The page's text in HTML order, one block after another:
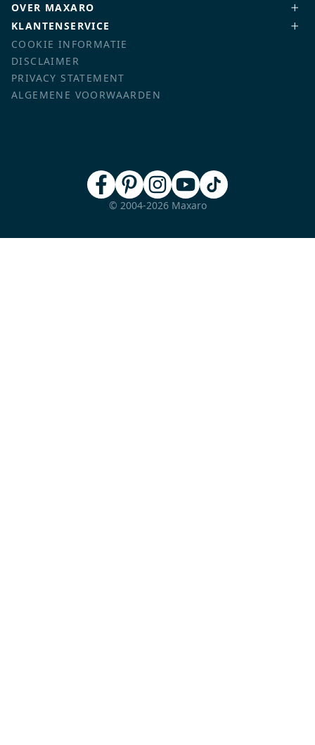
OVER MAXARO
KLANTENSERVICE
COOKIE INFORMATIE
DISCLAIMER
PRIVACY STATEMENT
ALGEMENE VOORWAARDEN
© 2004-2026 Maxaro